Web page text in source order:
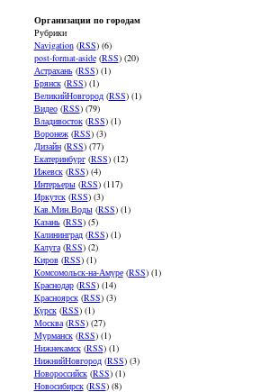
Организации по городам
Рубрики
Navigation(RSS) (6)
post-format-aside(RSS) (20)
Астрахань(RSS) (1)
Брянск(RSS) (1)
ВеликийНовгород(RSS) (1)
Видео(RSS) (79)
Владивосток(RSS) (1)
Воронеж(RSS) (3)
Дизайн(RSS) (77)
Екатеринбург(RSS) (12)
Ижевск(RSS) (4)
Интерьеры(RSS) (117)
Иркутск(RSS) (3)
Кав.Мин.Воды(RSS) (1)
Казань(RSS) (5)
Калининград(RSS) (1)
Калуга(RSS) (2)
Киров(RSS) (1)
Комсомольск-на-Амуре(RSS) (1)
Краснодар(RSS) (14)
Красноярск(RSS) (3)
Курск(RSS) (1)
Москва(RSS) (27)
Мурманск(RSS) (1)
Нижнекамск(RSS) (1)
НижнийНовгород(RSS) (3)
Новороссийск(RSS) (1)
Новосибирск(RSS) (8)